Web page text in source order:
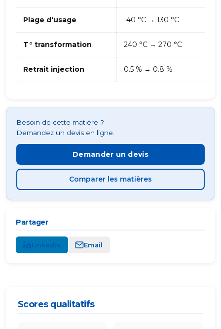
Scores qualitatifs
Plage d'usage -40 °C → 130 °C
T° transformation 240 °C → 270 °C
Retrait injection 0.5 % → 0.8 %
Besoin de cette matière ?
Demandez un devis en ligne.
Demander un devis
Comparer les matières
Partager
LinkedIn Email